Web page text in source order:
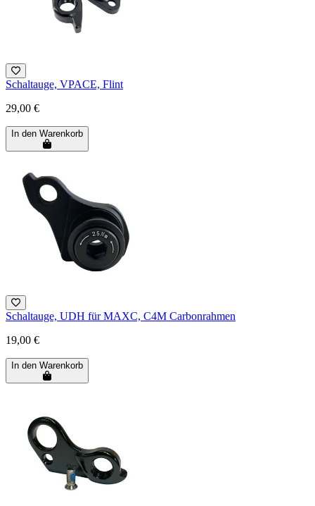
Schaltauge, VPACE, Flint
29,00 €
In den Warenkorb
Schaltauge, UDH für MAXC, C4M Carbonrahmen
19,00 €
In den Warenkorb